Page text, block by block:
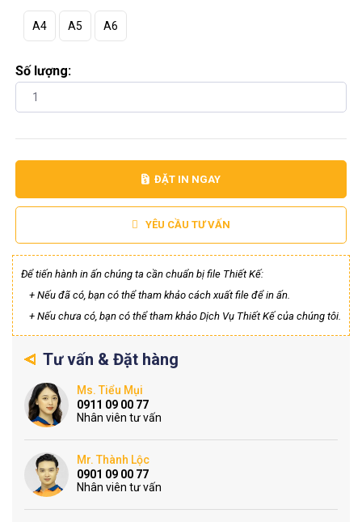
A4 A5 A6
Số lượng:
ĐẶT IN NGAY
YÊU CẦU TƯ VẤN
Để tiến hành in ấn chúng ta cần chuẩn bị file Thiết Kế:
+ Nếu đã có, bạn có thể tham khảo cách xuất file để in ấn.
+ Nếu chưa có, bạn có thể tham khảo Dịch Vụ Thiết Kế của chúng tôi.
Tư vấn & Đặt hàng
Ms. Tiểu Mụi
0911 09 00 77
Nhân viên tư vấn
Mr. Thành Lộc
0901 09 00 77
Nhân viên tư vấn